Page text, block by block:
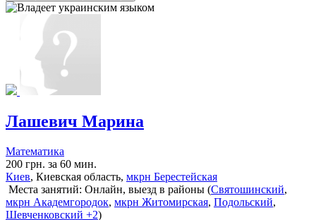
Лашевич Марина
Математика
200 грн. за 60 мин.
Киев, Киевская область, мкрн Берестейская
Места занятий: Онлайн, выезд в районы (Святошинский,
мкрн Академгородок, мкрн Житомирская, Подольский,
Шевченковский +2)